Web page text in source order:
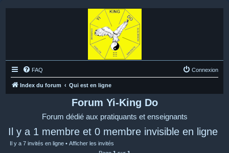
FAQ Connexion
Index du forum Qui est en ligne
Forum Yi-King Do
Forum dédié aux pratiquants et enseignants
Il y a 1 membre et 0 membre invisible en ligne
Il y a 7 invités en ligne • Afficher les invités